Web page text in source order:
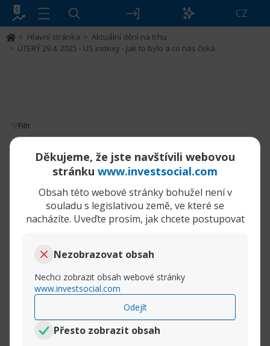
CZ
Hlavní stránka
Aktuální dění na trhu
ÚTERÝ 29.4. 2025 - US indexy - Jak to bylo a co nás čeká
Děkujeme, že jste navštívili webovou
stránku www.investsocial.com
Obsah této webové stránky bohužel není v
souladu s legislativou země, ve které se
nacházíte. Uveďte prosím, jak chcete postupovat
Nezobrazovat obsah
Nechci zobrazit obsah webové stránky
www.investsocial.com
Odejít
Přesto zobrazit obsah
Filtr
a co nás čeká
29-04-2025,
07:13 AM
ÚTERÝ 29.4. 2025 - US indexy - Jak to bylo a co nás čeká
Pullback
ÚTERÝ 29.4. 2025